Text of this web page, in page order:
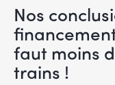
Nos
faut moins
trains !